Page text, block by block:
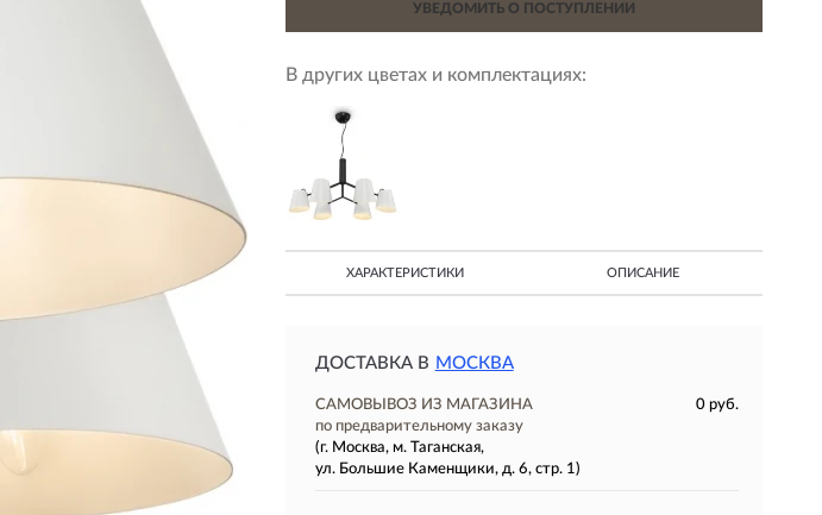
УВЕДОМИТЬ О ПОСТУПЛЕНИИ
В других цветах и комплектациях:
ХАРАКТЕРИСТИКИ ОПИСАНИЕ
ДОСТАВКА В МОСКВА
САМОВЫВОЗ ИЗ МАГАЗИНА
0 руб.
по предварительному заказу
(г. Москва, м. Таганская,
ул. Большие Каменщики, д. 6, стр. 1)